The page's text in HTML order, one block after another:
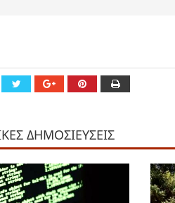
ΔΗΜΟΣΙΕΥΣΕΙΣ